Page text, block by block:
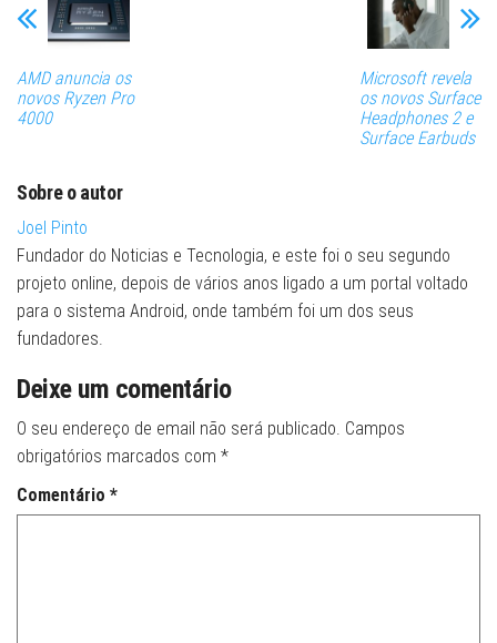
AMD anuncia os
novos Ryzen Pro
4000
Microsoft revela
os novos Surface
Headphones 2 e
Surface Earbuds
Sobre o autor
Joel Pinto
Fundador do Noticias e Tecnologia, e este foi o seu segundo
projeto online, depois de vários anos ligado a um portal voltado
para o sistema Android, onde também foi um dos seus
fundadores.
Deixe um comentário
O seu endereço de email não será publicado. Campos
obrigatórios marcados com *
Comentário *